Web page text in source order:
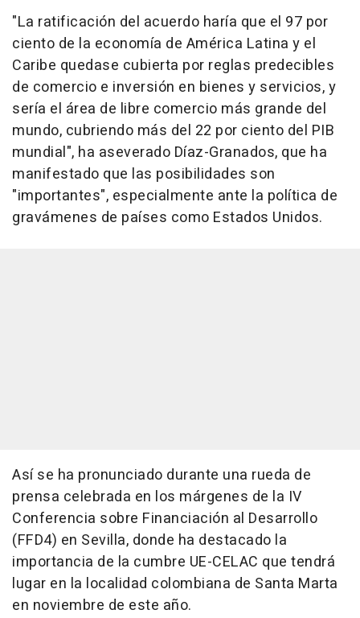
"La ratificación del acuerdo haría que el 97 por
ciento de la economía de América Latina y el
Caribe quedase cubierta por reglas predecibles
de comercio e inversión en bienes y servicios, y
sería el área de libre comercio más grande del
mundo, cubriendo más del 22 por ciento del PIB
mundial", ha aseverado Díaz-Granados, que ha
manifestado que las posibilidades son
"importantes", especialmente ante la política de
gravámenes de países como Estados Unidos.
Así se ha pronunciado durante una rueda de
prensa celebrada en los márgenes de la IV
Conferencia sobre Financiación al Desarrollo
(FFD4) en Sevilla, donde ha destacado la
importancia de la cumbre UE-CELAC que tendrá
lugar en la localidad colombiana de Santa Marta
en noviembre de este año.